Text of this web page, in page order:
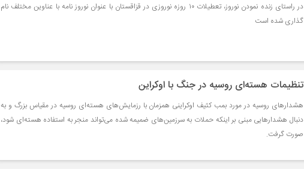
در راستای زنده نمودن نوروز، تعطیلات ۱۰ روزه نوروزی در قزاقستان با عنوان نوروز نامه با عناوین مختلف نام
گذاری شده است
تنظیمات هسته‌‌ای روسیه در جنگ با اوکراین
هشدارهای روسیه در مورد بمب کثیف اوکراینی همزمان با رزمایش‌های هسته‌ای روسیه در مقیاس بزرگ و به
دنبال هشدارهایی مبنی بر اینکه حملات به سرزمین‌های ضمیمه شده می‌تواند منجر به استفاده هسته‌ای شود،
صورت گرفت.
فشار حداکثری امریکا